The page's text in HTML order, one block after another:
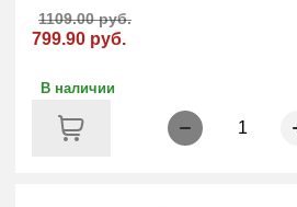
799.90 руб.
1109.00 руб.
В наличии
1